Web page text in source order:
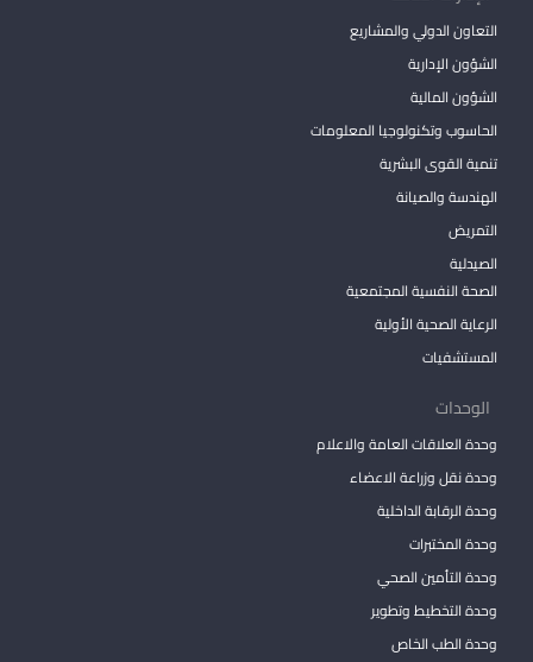
التعاون الدولي والمشاريع
الشؤون الإدارية
الشؤون المالية
الحاسوب وتكنولوجيا المعلومات
تنمية القوى البشرية
الهندسة والصيانة
التمريض
الصيدلية
الصحة النفسية المجتمعية
الرعاية الصحية الأولية
المستشفيات
الوحدات
وحدة العلاقات العامة والاعلام
وحدة نقل وزراعة الاعضاء
وحدة الرقابة الداخلية
وحدة المختبرات
وحدة التأمين الصحي
وحدة التخطيط وتطوير
وحدة الطب الخاص